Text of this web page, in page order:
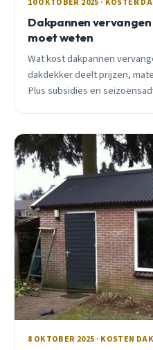
10 OKTOBER 2025 · KOSTEN
Dakpannen
moet weten
Wat kost dakpannen
dakdekker deelt prijzen,
Plus subsidies en
8 OKTOBER 2025 · KOSTEN